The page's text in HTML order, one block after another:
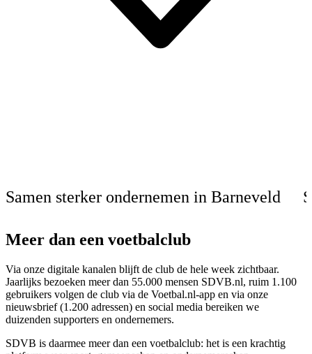
Samen sterker ondernemen in Barneveld
Meer dan een voetbalclub
Via onze digitale kanalen blijft de club de hele week zichtbaar.
Jaarlijks bezoeken meer dan 55.000 mensen SDVB.nl, ruim 1.100
gebruikers volgen de club via de Voetbal.nl-app en via onze
nieuwsbrief (1.200 adressen) en social media bereiken we
duizenden supporters en ondernemers.
SDVB is daarmee meer dan een voetbalclub: het is een krachtig